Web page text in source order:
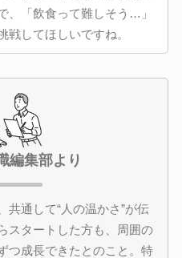
、「飲食って難しそう…」
戦してほしいですね。
編集部より
共通して“人の温かさ”が伝
スタートした方も、周囲の
つ成長できたとのこと。特